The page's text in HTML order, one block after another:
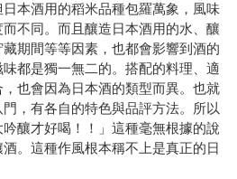
本酒用的稻米品種包羅萬象，風味
不同。而且釀造日本酒用的水、釀
期間等等因素，也都會影響到酒的
都是獨一無二的。搭配的料理、適
也會因為日本酒的類型而異。也就
，有各自的特色與品評方法。所以
釀才好喝！！」這種毫無根據的說
。這種作風根本稱不上是真正的日